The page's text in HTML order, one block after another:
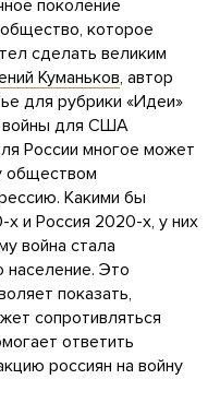
поколение
которое
сделать великим
Куманьков, автор
для рубрики «Идеи»
войны для США
России многое может
обществом
Какими бы
и Россия 2020-х, у них
война стала
население. Это
показать,
сопротивляться
ответить
россиян на войну